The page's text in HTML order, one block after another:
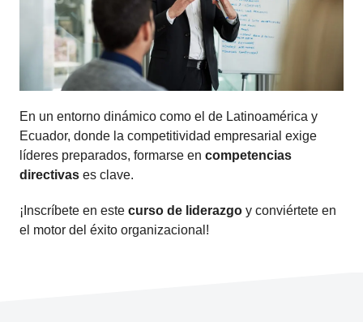
En un entorno dinámico como el de Latinoamérica y
Ecuador, donde la competitividad empresarial exige
líderes preparados, formarse en competencias
directivas es clave.
¡Inscríbete en este curso de liderazgo y conviértete en
el motor del éxito organizacional!